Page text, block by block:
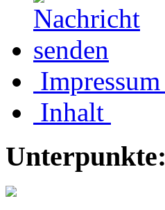
Impressum
Inhalt
Unterpunkte: